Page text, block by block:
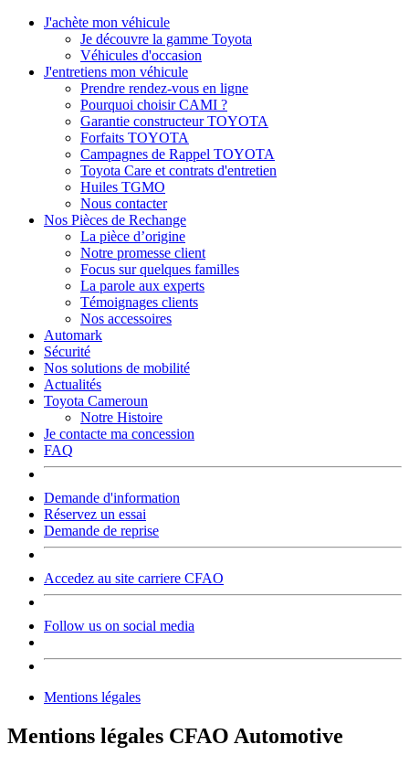
J'achète mon véhicule
Je découvre la gamme Toyota
Véhicules d'occasion
J'entretiens mon véhicule
Prendre rendez-vous en ligne
Pourquoi choisir CAMI ?
Garantie constructeur TOYOTA
Forfaits TOYOTA
Campagnes de Rappel TOYOTA
Toyota Care et contrats d'entretien
Huiles TGMO
Nous contacter
Nos Pièces de Rechange
La pièce d’origine
Notre promesse client
Focus sur quelques familles
La parole aux experts
Témoignages clients
Nos accessoires
Automark
Sécurité
Nos solutions de mobilité
Actualités
Toyota Cameroun
Notre Histoire
Je contacte ma concession
FAQ
Demande d'information
Réservez un essai
Demande de reprise
Accedez au site carriere CFAO
Follow us on social media
Mentions légales
Mentions légales CFAO Automotive